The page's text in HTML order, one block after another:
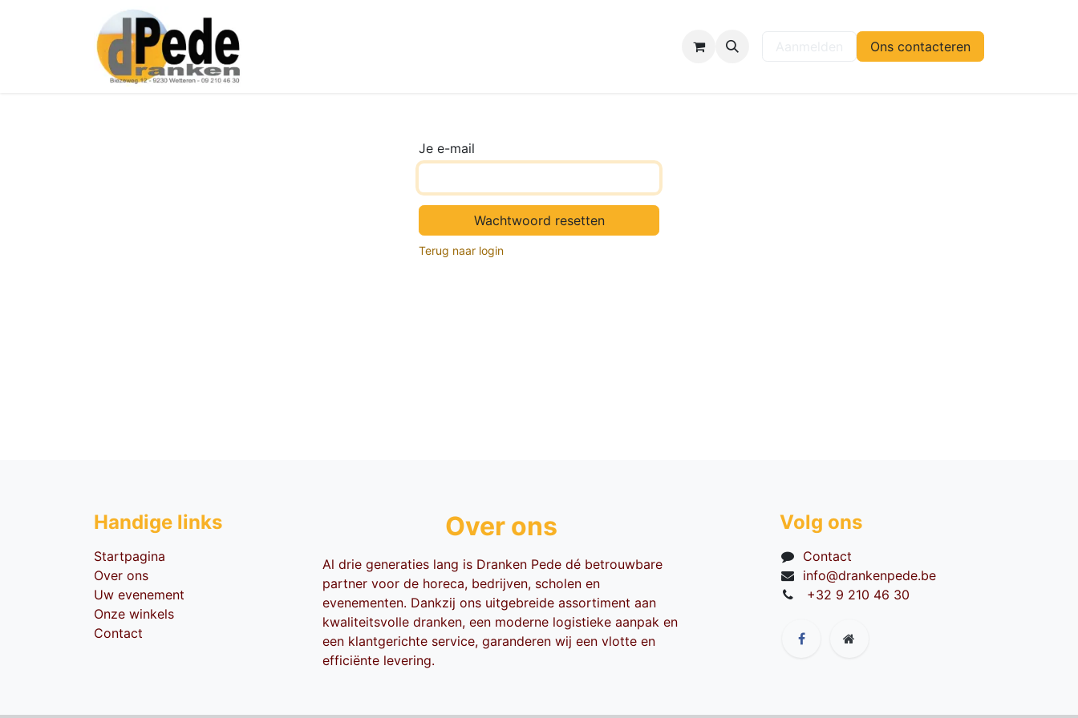
Help Ons contacteren
Je e-mail
Wachtwoord resetten
Terug naar login
Handige li​nks
Startpagina
Over ons
Uw evenement
Onze winkels
Contact
Over ons
Al drie generaties lang is Dranken Pede dé betrouwbare
partner voor de horeca, bedrijven, scholen en
evenementen. Dankzij ons uitgebreide assortiment aan
kwaliteitsvolle dranken, een moderne logistieke aanpak en
een klantgerichte service, garanderen wij een vlotte en
efficiënte levering.
Volg ons
Contact
info@drankenpede.be
+32 9 210 46 30